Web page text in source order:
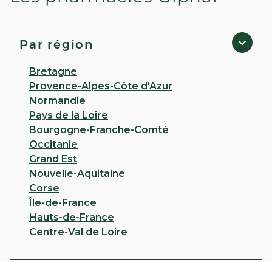
Fermé· Ouvre à 09:00
28 PLACE DU GENERAL LECLERC 62130 St Pol Sur
Ternoise
Appeler
PLUS D'INFO
Par région
Bretagne
Provence-Alpes-Côte d'Azur
Normandie
Pays de la Loire
Bourgogne-Franche-Comté
Occitanie
Grand Est
Nouvelle-Aquitaine
Corse
Île-de-France
Hauts-de-France
Centre-Val de Loire